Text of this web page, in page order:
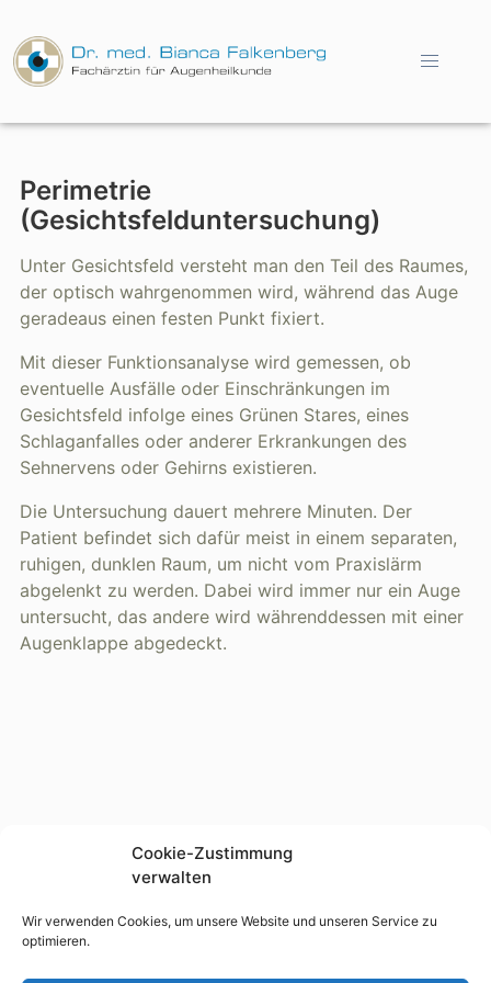
Cookie-Zustimmung
verwalten
Wir verwenden Cookies, um unsere Website und unseren Service zu
optimieren.
Perimetrie
(Gesichtsfelduntersuchung)
Unter Gesichtsfeld versteht man den Teil des Raumes,
der optisch wahrgenommen wird, während das Auge
geradeaus einen festen Punkt fixiert.
Mit dieser Funktionsanalyse wird gemessen, ob
eventuelle Ausfälle oder Einschränkungen im
Gesichtsfeld infolge eines Grünen Stares, eines
Schlaganfalles oder anderer Erkrankungen des
Sehnervens oder Gehirns existieren.
Die Untersuchung dauert mehrere Minuten. Der
Patient befindet sich dafür meist in einem separaten,
ruhigen, dunklen Raum, um nicht vom Praxislärm
abgelenkt zu werden. Dabei wird immer nur ein Auge
untersucht, das andere wird währenddessen mit einer
Augenklappe abgedeckt.